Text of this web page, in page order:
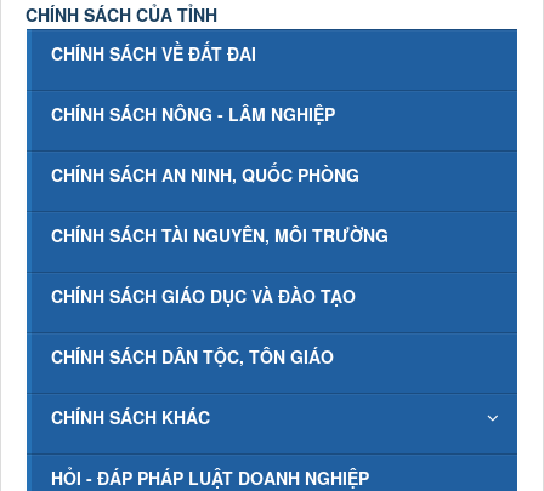
CHÍNH SÁCH CỦA TỈNH
CHÍNH SÁCH VỀ ĐẤT ĐAI
CHÍNH SÁCH NÔNG - LÂM NGHIỆP
CHÍNH SÁCH AN NINH, QUỐC PHÒNG
CHÍNH SÁCH TÀI NGUYÊN, MÔI TRƯỜNG
CHÍNH SÁCH GIÁO DỤC VÀ ĐÀO TẠO
CHÍNH SÁCH DÂN TỘC, TÔN GIÁO
CHÍNH SÁCH KHÁC
HỎI - ĐÁP PHÁP LUẬT DOANH NGHIỆP